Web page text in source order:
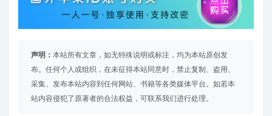
声明： 本站所有文章，如无特殊说明或标注，均为本站原创发
布。任何个人或组织，在未征得本站同意时，禁止复制、盗用、
采集、发布本站内容到任何网站、书籍等各类媒体平台。如若本
站内容侵犯了原著者的合法权益，可联系我们进行处理。